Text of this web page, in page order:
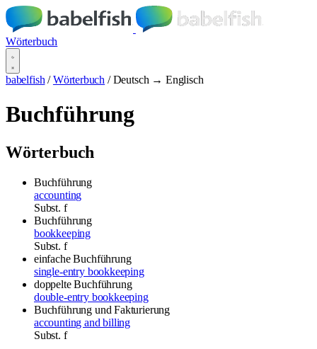
Wörterbuch
babelfish / Wörterbuch / Deutsch → Englisch
Buchführung
Wörterbuch
Buchführung
accounting
Subst. f
Buchführung
bookkeeping
Subst. f
einfache Buchführung
single-entry bookkeeping
doppelte Buchführung
double-entry bookkeeping
Buchführung und Fakturierung
accounting and billing
Subst. f